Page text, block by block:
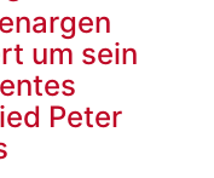
um sein
Peter